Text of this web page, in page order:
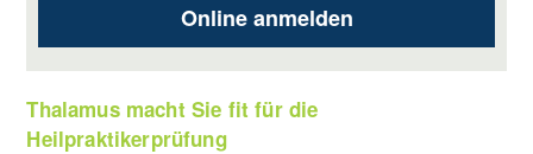
Online anmelden
Thalamus macht Sie fit für die
Heilpraktikerprüfung